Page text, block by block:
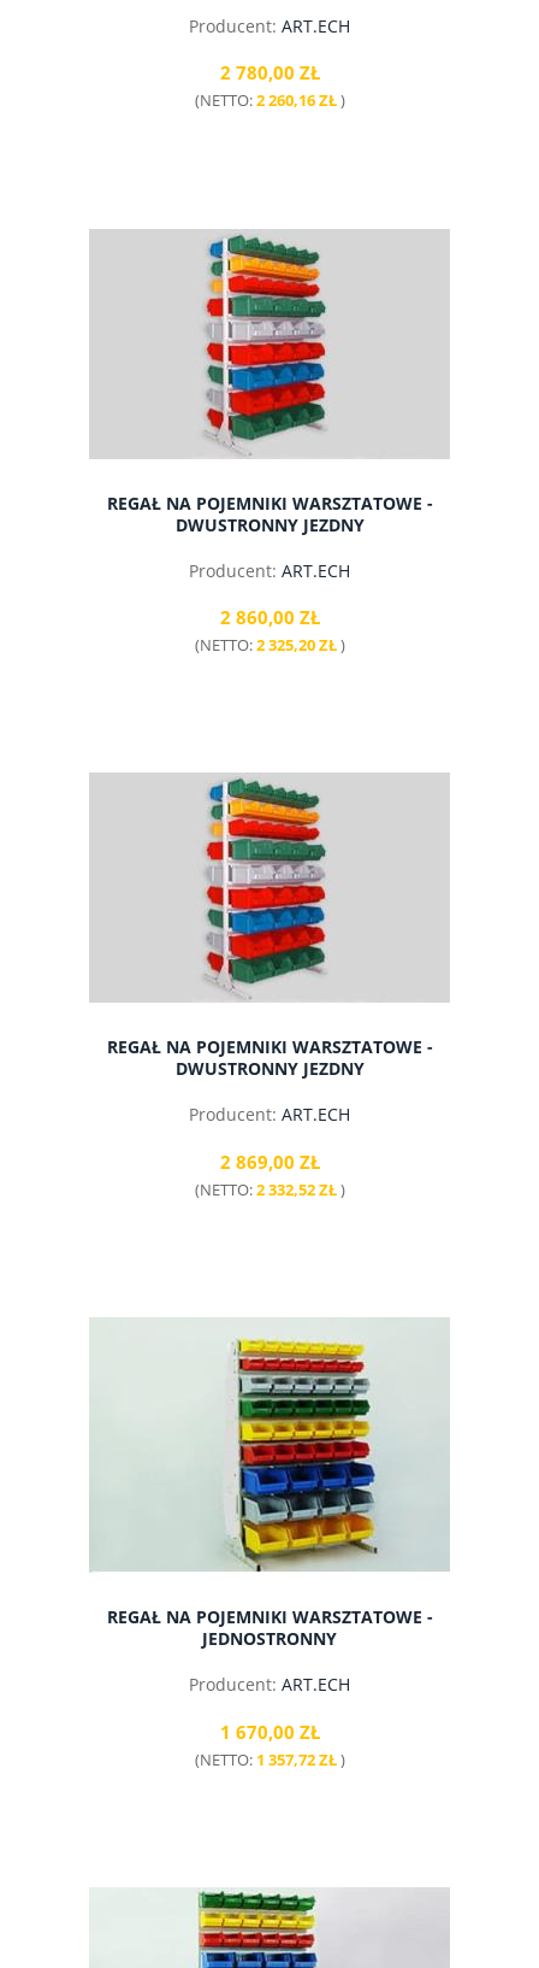
Producent: ART.ECH
2 780,00 ZŁ
(NETTO:2 260,16 ZŁ)
do koszyka
REGAŁ NA POJEMNIKI WARSZTATOWE -
DWUSTRONNY JEZDNY
Producent: ART.ECH
2 860,00 ZŁ
(NETTO:2 325,20 ZŁ)
do koszyka
REGAŁ NA POJEMNIKI WARSZTATOWE -
DWUSTRONNY JEZDNY
Producent: ART.ECH
2 869,00 ZŁ
(NETTO:2 332,52 ZŁ)
do koszyka
REGAŁ NA POJEMNIKI WARSZTATOWE -
JEDNOSTRONNY
Producent: ART.ECH
1 670,00 ZŁ
(NETTO: 1 357,72 ZŁ)
do koszyka